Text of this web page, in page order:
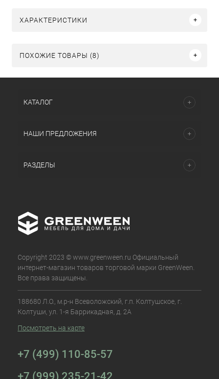
ХАРАКТЕРИСТИКИ
ПОХОЖИЕ ТОВАРЫ (8)
КАТАЛОГ
НАШИ ПРЕДЛОЖЕНИЯ
РАЗДЕЛЫ
Copyright 2023 © www.greenween.ru Официальный
интернет-магазин товаров торговой марки GreenWeen.
Все права защищены.
188680 Л.О., м.р-н Всеволожский, г.п. Колтушское, г.
Колтуши, ул. 1-я Баррикадная, д. 2А
Посмотреть на карте
+7 (499) 110-85-57
+7 (999) 235-21-42